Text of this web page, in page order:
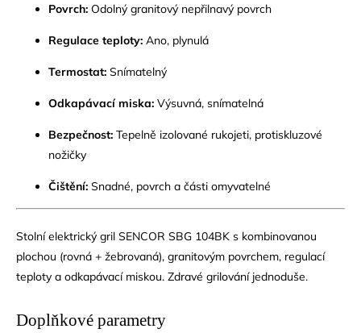
Povrch: Odolný granitový nepřilnavý povrch
Regulace teploty: Ano, plynulá
Termostat: Snímatelný
Odkapávací miska: Výsuvná, snímatelná
Bezpečnost: Tepelně izolované rukojeti, protiskluzové
nožičky
Čištění: Snadné, povrch a části omyvatelné
Stolní elektrický gril SENCOR SBG 104BK s kombinovanou
plochou (rovná + žebrovaná), granitovým povrchem, regulací
teploty a odkapávací miskou. Zdravé grilování jednoduše.
Doplňkové parametry